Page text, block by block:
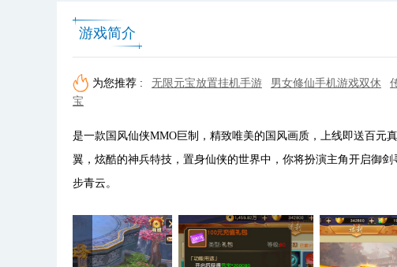
游戏简介
为您推荐 : 无限元宝放置挂机手游 男女修仙手机游戏双休
宝
是一款国风仙侠MMO巨制，精致唯美的国风画质，上线即送百元
翼，炫酷的神兵特技，置身仙侠的世界中，你将扮演主角开启御
步青云。